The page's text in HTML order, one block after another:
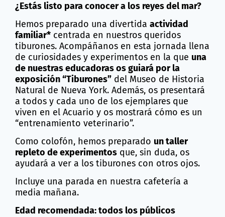
¿Estás listo para conocer a los reyes del mar?
Hemos preparado una divertida actividad
familiar* centrada en nuestros queridos
tiburones. Acompáñanos en esta jornada llena
de curiosidades y experimentos en la que una
de nuestras educadoras os guiará por la
exposición “Tiburones” del Museo de Historia
Natural de Nueva York. Además, os presentará
a todos y cada uno de los ejemplares que
viven en el Acuario y os mostrará cómo es un
“entrenamiento veterinario”.
Como colofón, hemos preparado un taller
repleto de experimentos que, sin duda, os
ayudará a ver a los tiburones con otros ojos.
Incluye una parada en nuestra cafetería a
media mañana.
Edad recomendada: todos los públicos